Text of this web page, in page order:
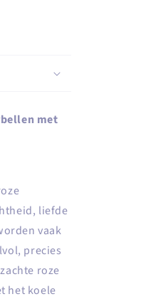
met
liefde
vaak
precies
roze
het koele